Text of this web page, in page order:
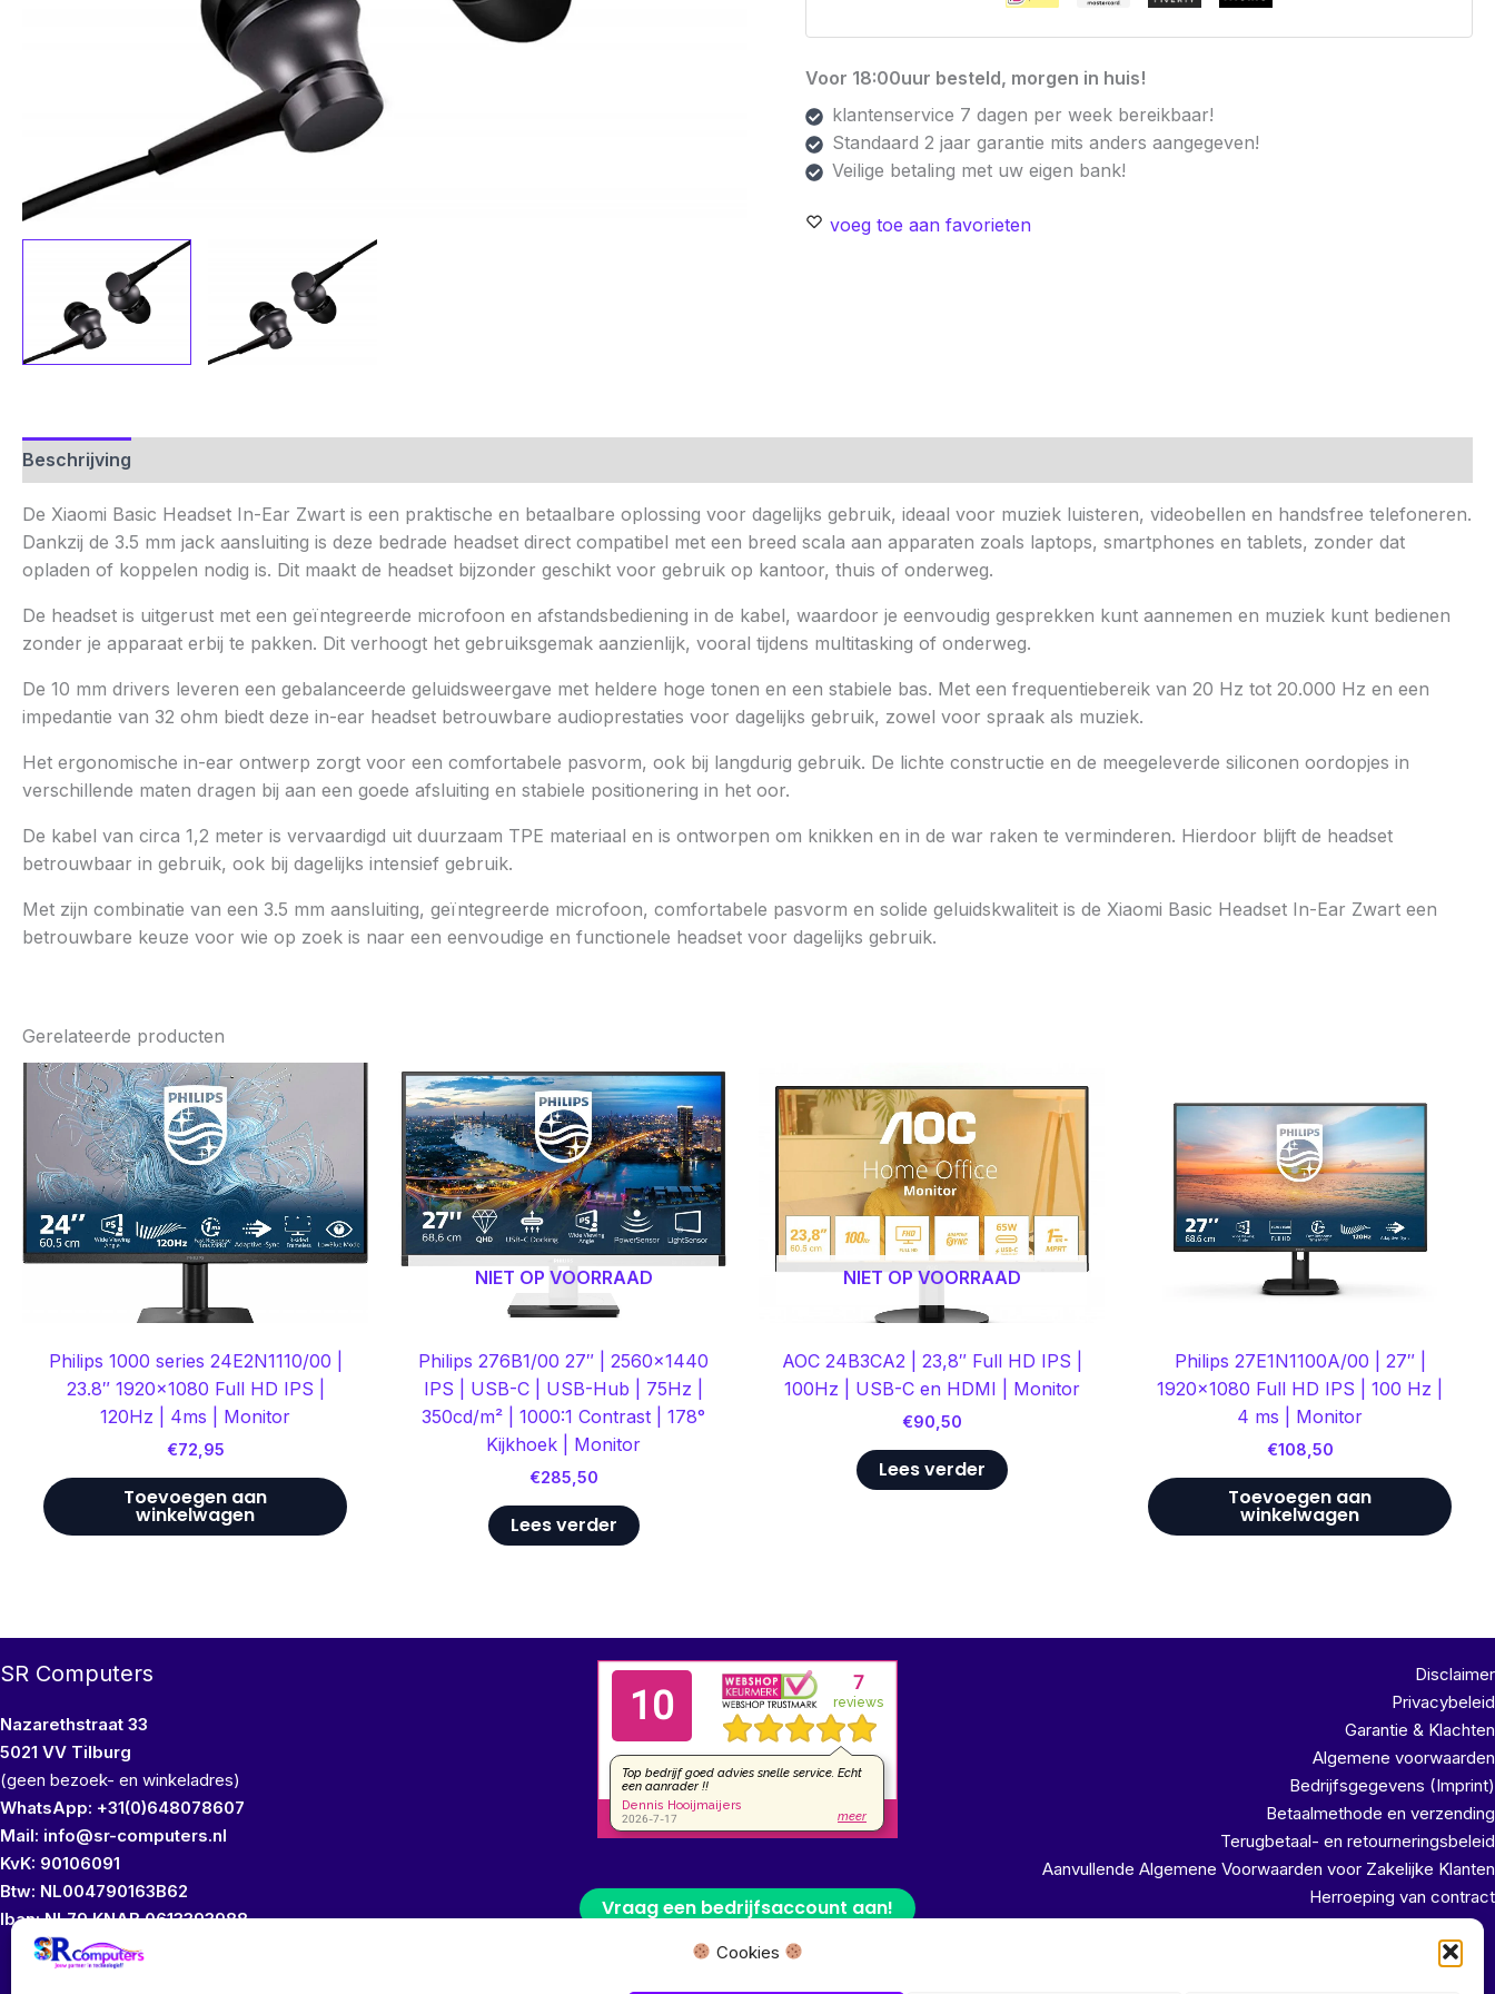
Cookies
Voor 18:00uur besteld, morgen in huis!
klantenservice 7 dagen per week bereikbaar!
Standaard 2 jaar garantie mits anders aangegeven!
Veilige betaling met uw eigen bank!
voeg toe aan favorieten
Beschrijving
De Xiaomi Basic Headset In-Ear Zwart is een praktische en betaalbare oplossing voor dagelijks gebruik, ideaal voor muziek luisteren, videobellen en handsfree telefoneren.
Dankzij de 3.5 mm jack aansluiting is deze bedrade headset direct compatibel met een breed scala aan apparaten zoals laptops, smartphones en tablets, zonder dat
opladen of koppelen nodig is. Dit maakt de headset bijzonder geschikt voor gebruik op kantoor, thuis of onderweg.
De headset is uitgerust met een geïntegreerde microfoon en afstandsbediening in de kabel, waardoor je eenvoudig gesprekken kunt aannemen en muziek kunt bedienen
zonder je apparaat erbij te pakken. Dit verhoogt het gebruiksgemak aanzienlijk, vooral tijdens multitasking of onderweg.
De 10 mm drivers leveren een gebalanceerde geluidsweergave met heldere hoge tonen en een stabiele bas. Met een frequentiebereik van 20 Hz tot 20.000 Hz en een
impedantie van 32 ohm biedt deze in-ear headset betrouwbare audioprestaties voor dagelijks gebruik, zowel voor spraak als muziek.
Het ergonomische in-ear ontwerp zorgt voor een comfortabele pasvorm, ook bij langdurig gebruik. De lichte constructie en de meegeleverde siliconen oordopjes in
verschillende maten dragen bij aan een goede afsluiting en stabiele positionering in het oor.
De kabel van circa 1,2 meter is vervaardigd uit duurzaam TPE materiaal en is ontworpen om knikken en in de war raken te verminderen. Hierdoor blijft de headset
betrouwbaar in gebruik, ook bij dagelijks intensief gebruik.
Met zijn combinatie van een 3.5 mm aansluiting, geïntegreerde microfoon, comfortabele pasvorm en solide geluidskwaliteit is de Xiaomi Basic Headset In-Ear Zwart een
betrouwbare keuze voor wie op zoek is naar een eenvoudige en functionele headset voor dagelijks gebruik.
Gerelateerde producten
Philips 1000 series 24E2N1110/00 |
23.8″ 1920×1080 Full HD IPS |
120Hz | 4ms | Monitor
€72,95
Toevoegen aan
winkelwagen
NIET OP VOORRAAD
Philips 276B1/00 27″ | 2560×1440
IPS | USB-C | USB-Hub | 75Hz |
350cd/m² | 1000:1 Contrast | 178°
Kijkhoek | Monitor
€285,50
Lees verder
NIET OP VOORRAAD
AOC 24B3CA2 | 23,8″ Full HD IPS |
100Hz | USB-C en HDMI | Monitor
€90,50
Lees verder
Philips 27E1N1100A/00 | 27″ |
1920×1080 Full HD IPS | 100 Hz |
4 ms | Monitor
€108,50
Toevoegen aan
winkelwagen
SR Computers
Nazarethstraat 33
5021 VV Tilburg
(geen bezoek- en winkeladres)
WhatsApp: +31(0)648078607
Mail: info@sr-computers.nl
KvK: 90106091
Btw: NL004790163B62
Iban: NL79 KNAB 0613393988
Vraag een bedrijfsaccount aan!
Disclaimer
Privacybeleid
Garantie & Klachten
Algemene voorwaarden
Bedrijfsgegevens (Imprint)
Betaalmethode en verzending
Terugbetaal- en retourneringsbeleid
Aanvullende Algemene Voorwaarden voor Zakelijke Klanten
Herroeping van contract
Wij bezitten geen fysieke winkel of bezoekadres, wij leveren uw product rechtstreeks vanuit ons magazijn!!